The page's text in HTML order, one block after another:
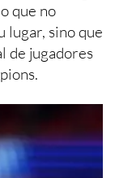
que no
lugar, sino que
de jugadores